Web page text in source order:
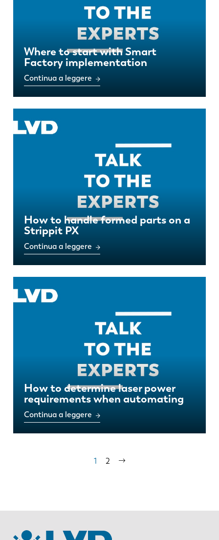
Where to start with Smart
Factory implementation
Continua a leggere
How to handle formed parts on a
Strippit PX
Continua a leggere
How to determine laser power
requirements when automating
Continua a leggere
Pagina
1 Pagina
2
Pagina